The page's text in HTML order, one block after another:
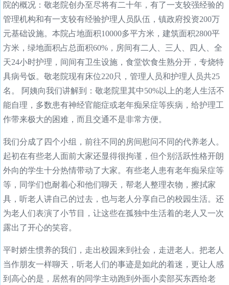
院的概况：敬老院创办至尽将有二十年，有了一支较强经验的
管理机构和有一支较有经验护理人员队伍，镇政府投资200万
元基础设施。本院占地面积10000多平方米，建筑面积2800平
方米，绿地面积占总面积60%，房间有二人、三人、四人、全
天24小时护理，间间有卫生设施，食堂饮食生熟分开，专烧特
具病号饭。敬老院现有床位220只，管理人员和护理人员共25
名。 阿姨向我们讲解到：敬老院里其中50%以上的老人生活不
能自理，多数患有神经官能症或老年痴呆症等疾病，给护理工
作带来极大的困难，而且交通不是非常方便。
我们分成了四个小组，前往不同的房间慰问不同的代养老人。
起初在有些老人面前大家还显得很拘谨，但个别活跃性格开朗
外向的学生十分热情带动了大家。有些老人患有老年痴呆症等
等，同学们也耐着心和他们聊天，帮老人整理衣物，擦拭家
具，听老人讲自己的过去，也与老人分享自己的校园生活。还
为老人们表演了小节目，让这些在孤独中生活着的老人又一次
露出了开心的笑容。
平时娇生惯养的我们，走出校园来到社会，走进老人。把老人
当作朋友一样聊天，听老人们的事迹是如此的着迷，更让人感
到高心的是，居然有的同学主动跑到外面小卖部买东西给老